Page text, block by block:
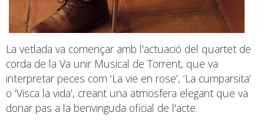
La vetlada va començar amb l'actuació del quartet de
corda de la Va unir Musical de Torrent, que va
interpretar peces com ‘La vie en rose’, ‘La cumparsita’
o ‘Visca la vida’, creant una atmosfera elegant que va
donar pas a la benvinguda oficial de l'acte.